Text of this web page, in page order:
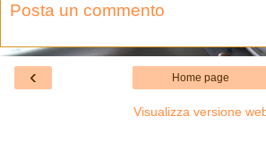
Posta un commento
‹ Home page
Visualizza versione